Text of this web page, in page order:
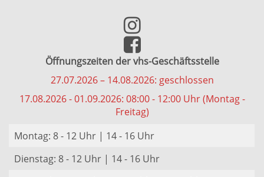
Öffnungszeiten der vhs-Geschäftsstelle
27.07.2026 – 14.08.2026: geschlossen
17.08.2026 - 01.09.2026: 08:00 - 12:00 Uhr (Montag -
Freitag)
Montag: 8 - 12 Uhr | 14 - 16 Uhr
Dienstag: 8 - 12 Uhr | 14 - 16 Uhr